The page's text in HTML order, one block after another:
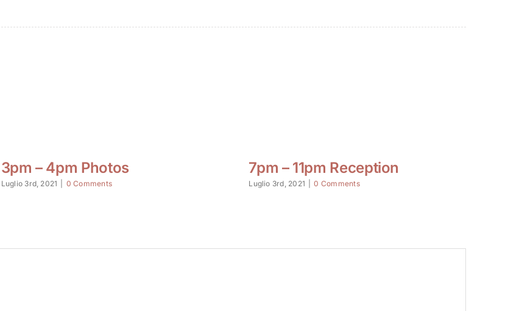
3pm – 4pm Photos
Luglio 3rd, 2021 0 Comments
7pm – 11pm Reception
Luglio 3rd, 2021 0 Comments